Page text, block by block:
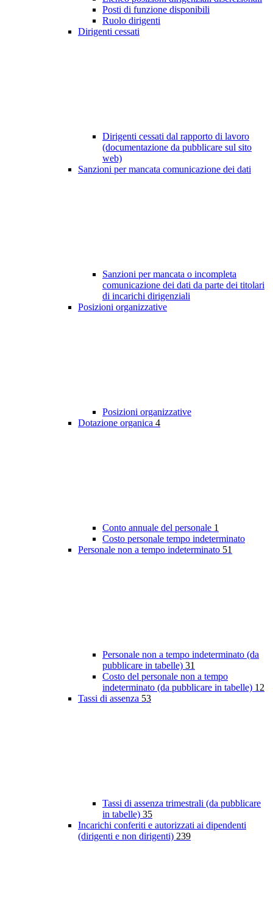
Posti di funzione disponibili
Ruolo dirigenti
Dirigenti cessati
Dirigenti cessati dal rapporto di lavoro
(documentazione da pubblicare sul sito
web)
Sanzioni per mancata comunicazione dei dati
Sanzioni per mancata o incompleta
comunicazione dei dati da parte dei titolari
di incarichi dirigenziali
Posizioni organizzative
Posizioni organizzative
Dotazione organica 4
Conto annuale del personale 1
Costo personale tempo indeterminato
Personale non a tempo indeterminato 51
Personale non a tempo indeterminato (da
pubblicare in tabelle) 31
Costo del personale non a tempo
indeterminato (da pubblicare in tabelle) 12
Tassi di assenza 53
Tassi di assenza trimestrali (da pubblicare
in tabelle) 35
Incarichi conferiti e autorizzati ai dipendenti
(dirigenti e non dirigenti) 239